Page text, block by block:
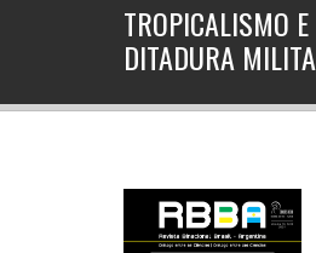
TROPICALISMO
DITADURA